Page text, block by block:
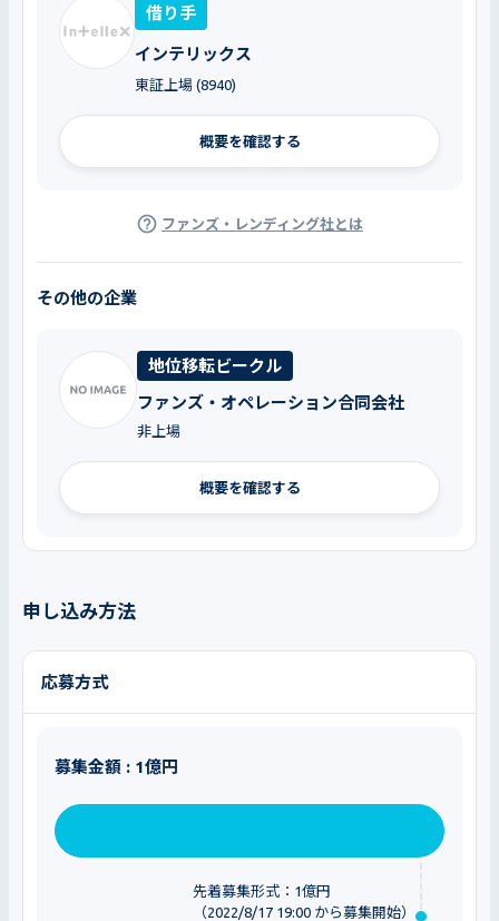
借り手
インテリックス
東証上場 (8940)
概要を確認する
ファンズ・レンディング社とは
その他の企業
地位移転ビークル
ファンズ・オペレーション合同会社
非上場
概要を確認する
申し込み方法
応募方式
募集金額 : 1億円
先着募集形式：1億円
（2022/8/17 19:00 から募集開始）